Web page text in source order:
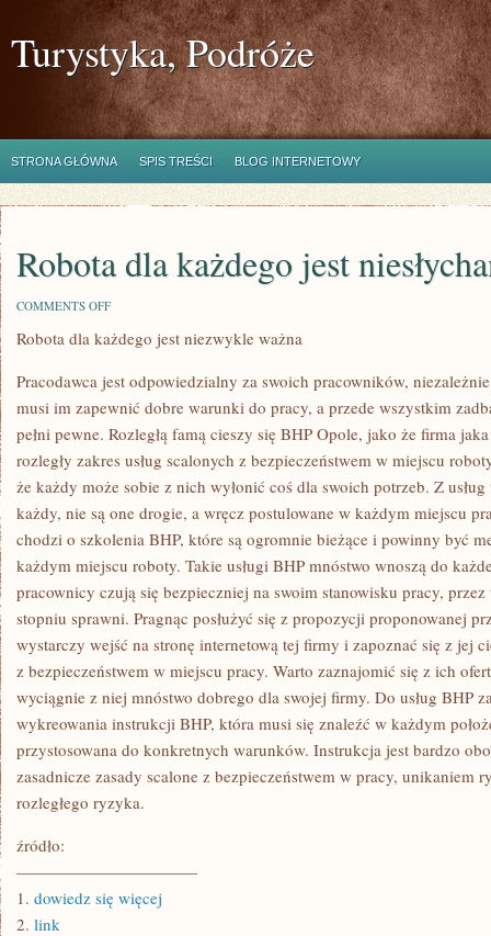
Turystyka, Podróże
STRONA GŁÓWNA SPIS TREŚCI BLOG INTERNETOWY
Robota dla każdego jest
COMMENTS OFFON
DLA
KAŻDEGO
NIESŁYCHANIE
RELEWANTNA
Robota dla każdego jest niezwykle ważna
Pracodawca jest odpowiedzialny za swoich pracowników,
musi im zapewnić dobre warunki do pracy, a przede wszystkim
pełni pewne. Rozległą famą cieszy się BHP Opole, jako że firma
rozległy zakres usług scalonych z bezpieczeństwem w miejscu
że każdy może sobie z nich wyłonić coś dla swoich potrzeb. Z
każdy, nie są one drogie, a wręcz postulowane w każdym miejscu
chodzi o szkolenia BHP, które są ogromnie bieżące i powinny być
każdym miejscu roboty. Takie usługi BHP mnóstwo wnoszą do
pracownicy czują się bezpieczniej na swoim stanowisku pracy,
stopniu sprawni. Pragnąc posłużyć się z propozycji proponowanej
wystarczy wejść na stronę internetową tej firmy i zapoznać się z jej
z bezpieczeństwem w miejscu pracy. Warto zaznajomić się z ich
wyciągnie z niej mnóstwo dobrego dla swojej firmy. Do usług BHP
wykreowania instrukcji BHP, która musi się znaleźć w każdym
przystosowana do konkretnych warunków. Instrukcja jest bardzo
zasadnicze zasady scalone z bezpieczeństwem w pracy, unikaniem
rozległego ryzyka.
źródło:
———————————
1. dowiedz się więcej
2. link